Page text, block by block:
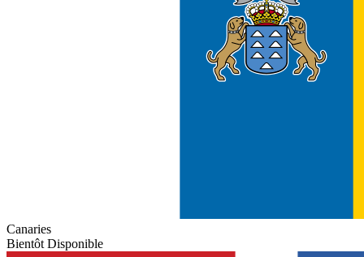
Canaries
Bientôt Disponible